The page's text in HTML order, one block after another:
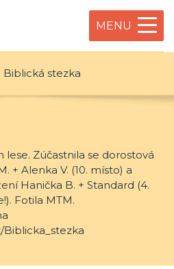
MENU
Biblická stezka
Zúčastnila se dorostová
+ Alenka V. (10. místo) a
Hanička B. + Standard (4.
Fotila MTM.
Biblicka_stezka